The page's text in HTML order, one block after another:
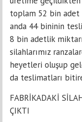
toplam 52 bin adet
anda 44 bininin
8 bin adetlik
silahlarımız
heyetleri oluşup
da teslimatları
FABRİKADAKİ
ÇIKTI